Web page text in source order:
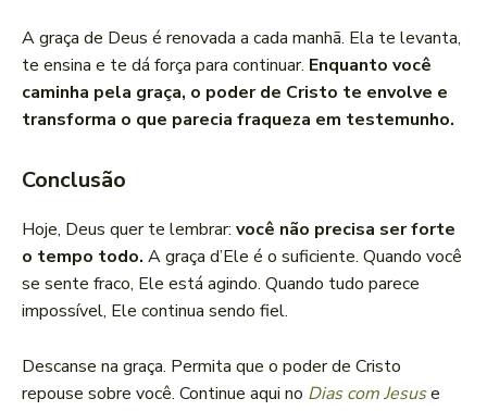
A graça de Deus é renovada a cada manhã. Ela te levanta,
te ensina e te dá força para continuar. Enquanto você
caminha pela graça, o poder de Cristo te envolve e
transforma o que parecia fraqueza em testemunho.
Conclusão
Hoje, Deus quer te lembrar: você não precisa ser forte
o tempo todo. A graça d’Ele é o suficiente. Quando você
se sente fraco, Ele está agindo. Quando tudo parece
impossível, Ele continua sendo fiel.
Descanse na graça. Permita que o poder de Cristo
repouse sobre você. Continue aqui no Dias com Jesuse